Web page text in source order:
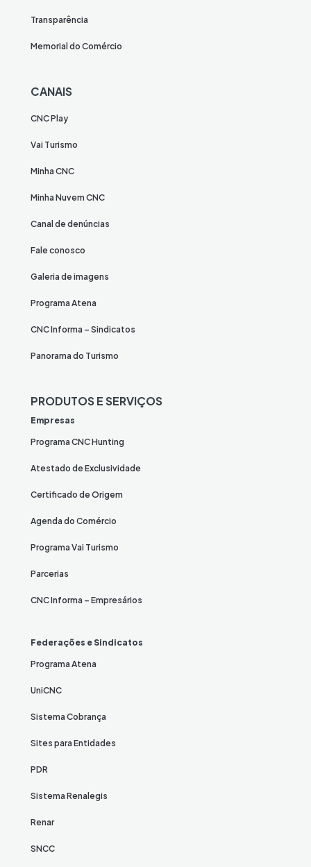
Transparência
Memorial do Comércio
CANAIS
CNC Play
Vai Turismo
Minha CNC
Minha Nuvem CNC
Canal de denúncias
Fale conosco
Galeria de imagens
Programa Atena
CNC Informa – Sindicatos
Panorama do Turismo
PRODUTOS E SERVIÇOS
Empresas
Programa CNC Hunting
Atestado de Exclusividade
Certificado de Origem
Agenda do Comércio
Programa Vai Turismo
Parcerias
CNC Informa – Empresários
Federações e Sindicatos
Programa Atena
UniCNC
Sistema Cobrança
Sites para Entidades
PDR
Sistema Renalegis
Renar
SNCC